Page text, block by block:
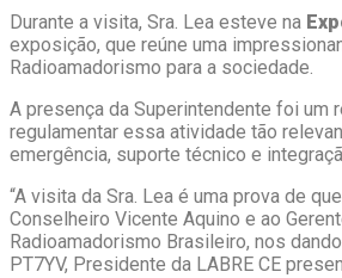
Durante a visita, Sra. Lea esteve na
exposição, que reúne uma
Radioamadorismo para a sociedade.
A presença da Superintendente foi um
regulamentar essa atividade tão
emergência, suporte técnico e
“A visita da Sra. Lea é uma prova de
Conselheiro Vicente Aquino e ao
Radioamadorismo Brasileiro, nos
PT7YV, Presidente da LABRE CE